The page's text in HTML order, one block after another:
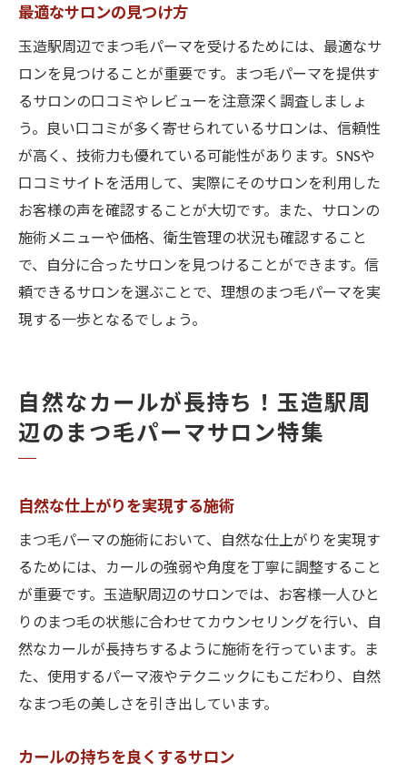
最適なサロンの見つけ方
玉造駅周辺でまつ毛パーマを受けるためには、最適なサ
ロンを見つけることが重要です。まつ毛パーマを提供す
るサロンの口コミやレビューを注意深く調査しましょ
う。良い口コミが多く寄せられているサロンは、信頼性
が高く、技術力も優れている可能性があります。SNSや
口コミサイトを活用して、実際にそのサロンを利用した
お客様の声を確認することが大切です。また、サロンの
施術メニューや価格、衛生管理の状況も確認すること
で、自分に合ったサロンを見つけることができます。信
頼できるサロンを選ぶことで、理想のまつ毛パーマを実
現する一歩となるでしょう。
自然なカールが長持ち！玉造駅周
辺のまつ毛パーマサロン特集
自然な仕上がりを実現する施術
まつ毛パーマの施術において、自然な仕上がりを実現す
るためには、カールの強弱や角度を丁寧に調整すること
が重要です。玉造駅周辺のサロンでは、お客様一人ひと
りのまつ毛の状態に合わせてカウンセリングを行い、自
然なカールが長持ちするように施術を行っています。ま
た、使用するパーマ液やテクニックにもこだわり、自然
なまつ毛の美しさを引き出しています。
カールの持ちを良くするサロン